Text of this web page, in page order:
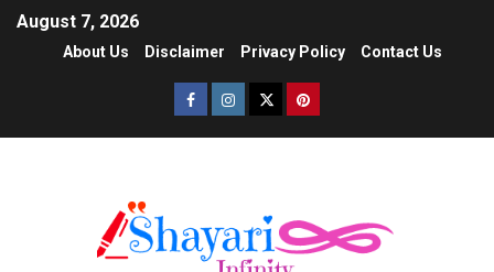
August 7, 2026
About Us Disclaimer Privacy Policy Contact Us